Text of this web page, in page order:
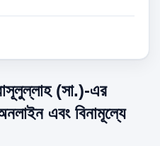
(সা.)-এর
এবং বিনামূল্যে